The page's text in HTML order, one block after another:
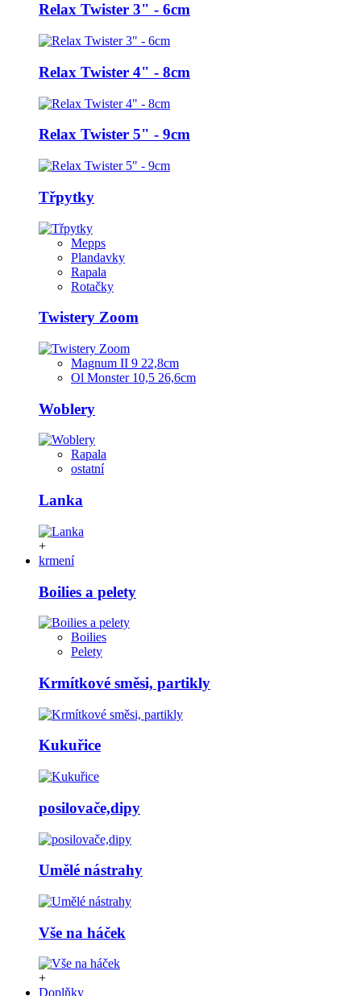
Relax Twister 3" - 6cm
Relax Twister 4" - 8cm
Relax Twister 5" - 9cm
Třpytky
Mepps
Plandavky
Rapala
Rotačky
Twistery Zoom
Magnum II 9 22,8cm
Ol Monster 10,5 26,6cm
Woblery
Rapala
ostatní
Lanka
+
krmení
Boilies a pelety
Boilies
Pelety
Krmítkové směsi, partikly
Kukuřice
posilovače,dipy
Umělé nástrahy
Vše na háček
+
Doplňky